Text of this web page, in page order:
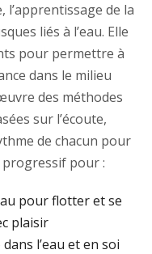
l’apprentissage de la
liés à l’eau. Elle
pour permettre à
dans le milieu
des méthodes
sur l’écoute,
de chacun pour
pour :
pour flotter et se
plaisir
l’eau et en soi